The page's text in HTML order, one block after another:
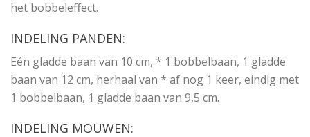
het bobbeleffect.
INDELING PANDEN:
Eén gladde baan van 10 cm, * 1 bobbelbaan, 1 gladde
baan van 12 cm, herhaal van * af nog 1 keer, eindig met
1 bobbelbaan, 1 gladde baan van 9,5 cm.
INDELING MOUWEN: